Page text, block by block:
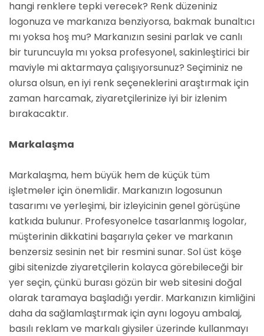
hangi renklere tepki verecek? Renk düzeniniz
logonuza ve markanıza benziyorsa, bakmak bunaltıcı
mı yoksa hoş mu? Markanızın sesini parlak ve canlı
bir turuncuyla mı yoksa profesyonel, sakinleştirici bir
maviyle mi aktarmaya çalışıyorsunuz? Seçiminiz ne
olursa olsun, en iyi renk seçeneklerini araştırmak için
zaman harcamak, ziyaretçilerinize iyi bir izlenim
bırakacaktır.
Markalaşma
Markalaşma, hem büyük hem de küçük tüm
işletmeler için önemlidir. Markanızın logosunun
tasarımı ve yerleşimi, bir izleyicinin genel görüşüne
katkıda bulunur. Profesyonelce tasarlanmış logolar,
müşterinin dikkatini başarıyla çeker ve markanın
benzersiz sesinin net bir resmini sunar. Sol üst köşe
gibi sitenizde ziyaretçilerin kolayca görebileceği bir
yer seçin, çünkü burası gözün bir web sitesini doğal
olarak taramaya başladığı yerdir. Markanızın kimliğini
daha da sağlamlaştırmak için aynı logoyu ambalaj,
basılı reklam ve markalı giysiler üzerinde kullanmayı